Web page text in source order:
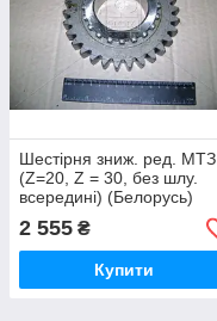
Шестірня зниж. ред. МТЗ
(Z=20, Z = 30, без шлу.
всередині) (Белорусь)
2 555 ₴
Купити